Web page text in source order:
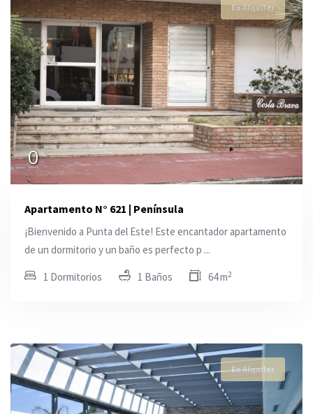
En Alquiler
0
Apartamento N° 621 | Península
¡Bienvenido a Punta del Este! Este encantador apartamento
de un dormitorio y un baño es perfecto p ...
1 Dormitorios 1 Baños 64 m2
En Alquiler